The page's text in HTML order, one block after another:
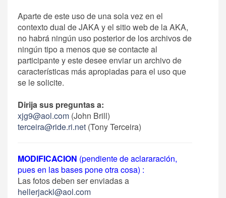
Aparte de este uso de una sola vez en el
contexto dual de JAKA y el sitio web de la AKA,
no habrá ningún uso posterior de los archivos de
ningún tipo a menos que se contacte al
participante y este desee enviar un archivo de
características más apropiadas para el uso que
se le solicite.
Dirija sus preguntas a:
xjg9@aol.com (John Brill)
terceira@ride.ri.net (Tony Terceira)
MODIFICACION (pendiente de aclararación,
pues en las bases pone otra cosa) :
Las fotos deben ser enviadas a
hellerjackl@aol.com